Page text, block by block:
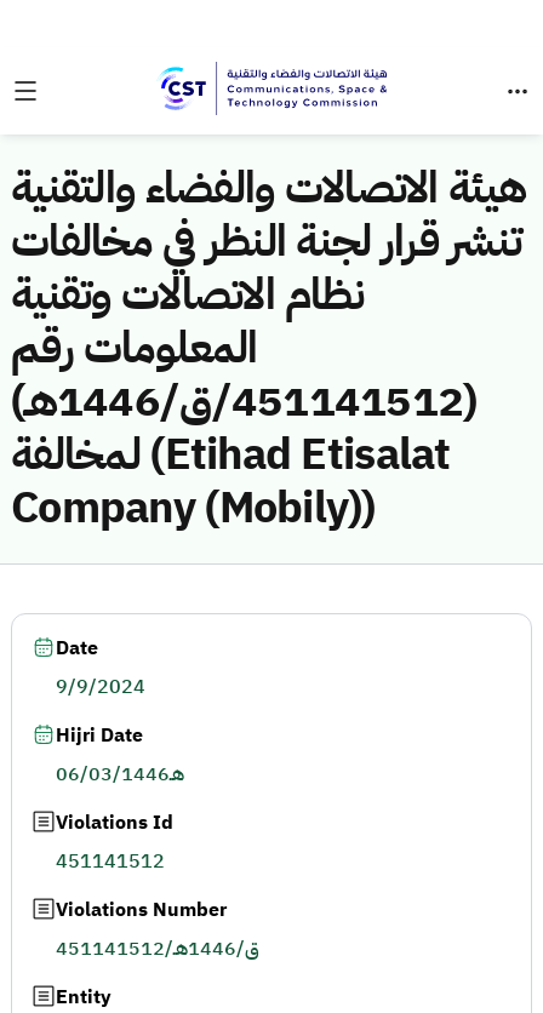
هيئة الاتصالات والفضاء والتقنية
تنشر قرار لجنة النظر في مخالفات
نظام الاتصالات وتقنية
المعلومات رقم
(451141512/ق/1446هـ)
لمخالفة (Etihad Etisalat
Company (Mobily))
Date
9/9/2024
Hijri Date
06/03/1446هـ
Violations Id
451141512
Violations Number
451141512/ق/1446هـ
Entity